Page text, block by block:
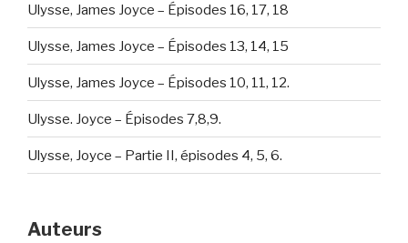
Ulysse, James Joyce – Épisodes 16, 17, 18
Ulysse, James Joyce – Épisodes 13, 14, 15
Ulysse, James Joyce – Épisodes 10, 11, 12.
Ulysse. Joyce – Épisodes 7,8,9.
Ulysse, Joyce – Partie II, épisodes 4, 5, 6.
Auteurs